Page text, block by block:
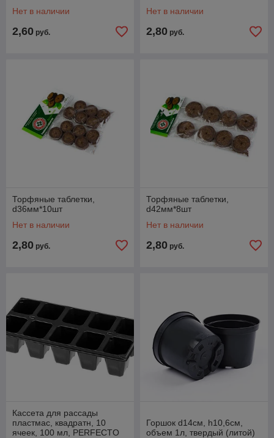
Нет в наличии
2,60 руб.
Нет в наличии
2,80 руб.
Торфяные таблетки,
d36мм*10шт
Нет в наличии
2,80 руб.
Торфяные таблетки,
d42мм*8шт
Нет в наличии
2,80 руб.
Кассета для рассады
пластмас, квадратн, 10
ячеек, 100 мл, PERFECTO
Горшок d14см, h10,6см,
объем 1л, твердый (литой)